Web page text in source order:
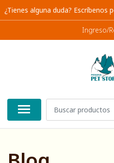
¿Tienes alguna duda? Escríbenos
Ingreso/